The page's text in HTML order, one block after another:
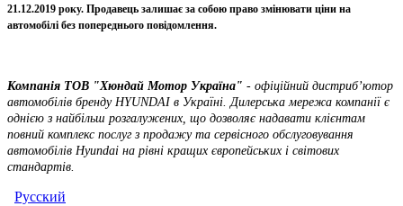
21.12.2019 року. Продавець залишає за собою право змінювати ціни на
автомобілі без попереднього повідомлення.
Компанія ТOВ "Хюндай Мотор Україна" - офіційний дистриб’ютор
автомобілів бренду HYUNDAI в Україні. Дилерська мережа компанії є
однією з найбільш розгалужених, що дозволяє надавати клієнтам
повний комплекс послуг з продажу та сервісного обслуговування
автомобілів Hyundai на рівні кращих європейських і світових
стандартів.
Русский